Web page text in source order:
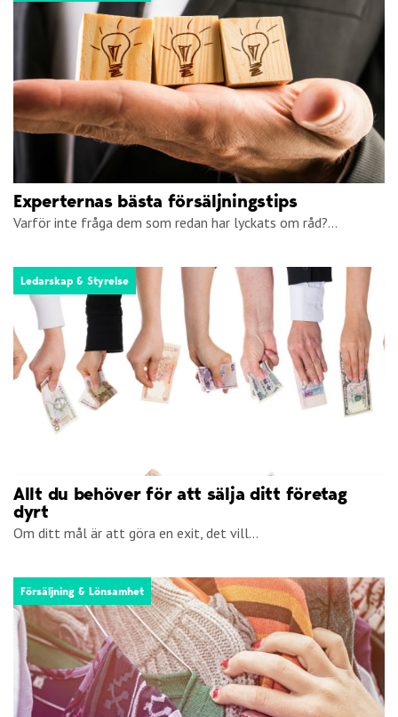
Experternas bästa försäljningstips
Varför inte fråga dem som redan har lyckats om råd?...
Ledarskap & Styrelse
Allt du behöver för att sälja ditt företag
dyrt
Om ditt mål är att göra en exit, det vill...
Försäljning & Lönsamhet